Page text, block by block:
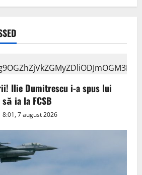
Ilie Dumitrescu i-a spus lui
ia la FCSB
8:01, 7 august 2026